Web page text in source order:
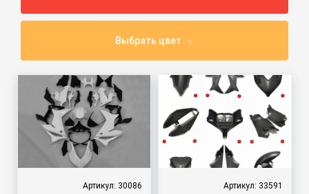
Выбрать цвет
Артикул: 30086 Артикул: 33591